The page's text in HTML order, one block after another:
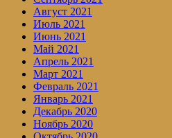
Август 2021
Июль 2021
Июнь 2021
Май 2021
Апрель 2021
Март 2021
Февраль 2021
Январь 2021
Декабрь 2020
Ноябрь 2020